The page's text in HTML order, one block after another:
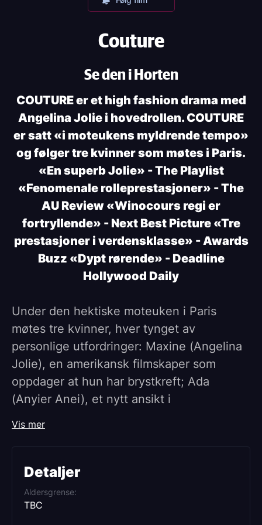
Detaljer
Aldersgrense
TBC
Couture
Se den i Horten
COUTURE er et high fashion drama med
Angelina Jolie i hovedrollen. COUTURE
er satt «i moteukens myldrende tempo»
og følger tre kvinner som møtes i Paris.
«En superb Jolie» - The Playlist
«Fenomenale rolleprestasjoner» - The
AU Review «Winocours regi er
fortryllende» - Next Best Picture «Tre
prestasjoner i verdensklasse» - Awards
Buzz «Dypt rørende» - Deadline
Hollywood Daily
Under den hektiske moteuken i Paris
møtes tre kvinner, hver tynget av
personlige utfordringer: Maxine (Angelina
Jolie), en amerikansk filmskaper som
oppdager at hun har brystkreft; Ada
(Anyier Anei), et nytt ansikt i
makeupartist som jobber i skyggene av
catwalken. Når veiene deres krysses,
deles en uuttalt solidaritet mellom
Vis mer